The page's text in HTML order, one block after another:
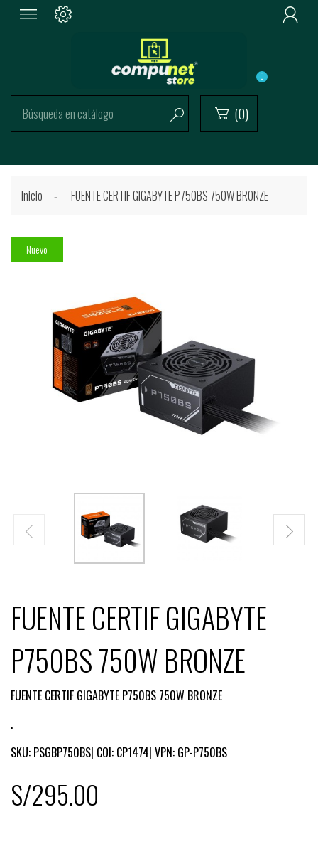

  (0)
0
Inicio FUENTE CERTIF GIGABYTE P750BS 750W BRONZE
Nuevo
FUENTE CERTIF GIGABYTE
P750BS 750W BRONZE
FUENTE CERTIF GIGABYTE P750BS 750W BRONZE
.
SKU: PSGBP750BS| COI: CP1474| VPN: GP-P750BS
S/295.00